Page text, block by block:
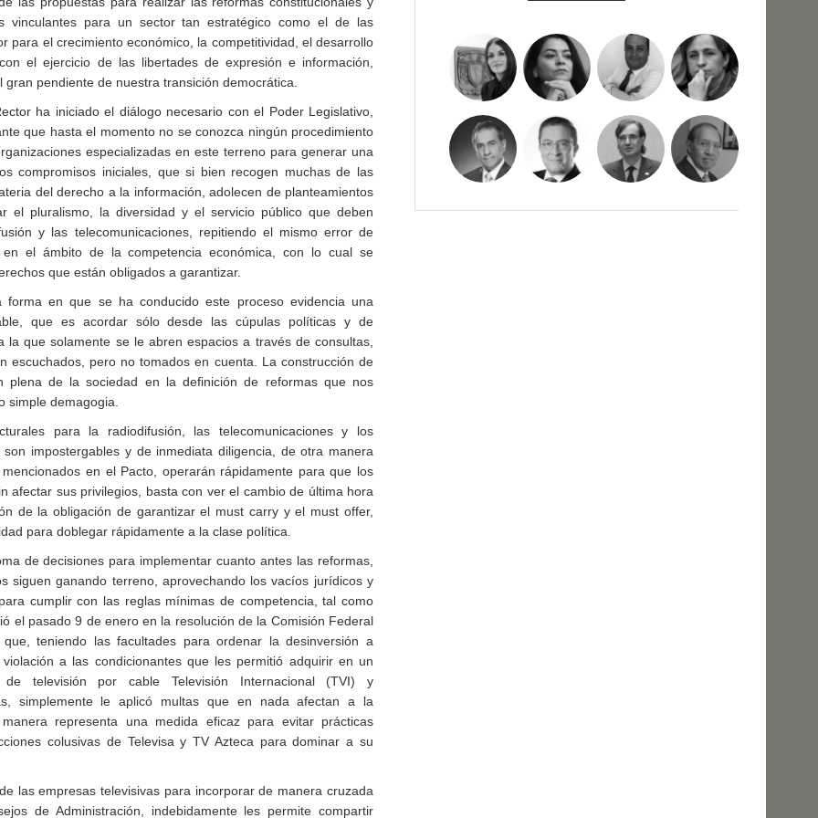
vinculantes para un sector tan estratégico como el de las
para el crecimiento económico, la competitividad, el desarrollo
el ejercicio de las libertades de expresión e información,
pendiente de nuestra transición democrática.
ha iniciado el diálogo necesario con el Poder Legislativo,
que hasta el momento no se conozca ningún procedimiento
especializadas en este terreno para generar una
compromisos iniciales, que si bien recogen muchas de las
del derecho a la información, adolecen de planteamientos
el pluralismo, la diversidad y el servicio público que deben
y las telecomunicaciones, repitiendo el mismo error de
en el ámbito de la competencia económica, con lo cual se
que están obligados a garantizar.
en que se ha conducido este proceso evidencia una
que es acordar sólo desde las cúpulas políticas y de
la que solamente se le abren espacios a través de consultas,
escuchados, pero no tomados en cuenta. La construcción de
plena de la sociedad en la definición de reformas que nos
simple demagogia.
para la radiodifusión, las telecomunicaciones y los
son impostergables y de inmediata diligencia, de otra manera
en el Pacto, operarán rápidamente para que los
afectar sus privilegios, basta con ver el cambio de última hora
de la obligación de garantizar el must carry y el must offer,
para doblegar rápidamente a la clase política.
de decisiones para implementar cuanto antes las reformas,
siguen ganando terreno, aprovechando los vacíos jurídicos y
cumplir con las reglas mínimas de competencia, tal como
el pasado 9 de enero en la resolución de la Comisión Federal
teniendo las facultades para ordenar la desinversión a
a las condicionantes que les permitió adquirir en un
televisión por cable Televisión Internacional (TVI) y
simplemente le aplicó multas que en nada afectan a la
representa una medida eficaz para evitar prácticas
colusivas de Televisa y TV Azteca para dominar a su
las empresas televisivas para incorporar de manera cruzada
de Administración, indebidamente les permite compartir